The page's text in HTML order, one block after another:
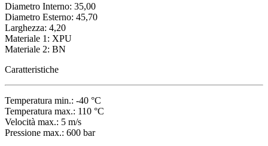
Diametro Interno: 35,00
Diametro Esterno: 45,70
Larghezza: 4,20
Materiale 1: XPU
Materiale 2: BN
Caratteristiche
Temperatura min.: -40 °C
Temperatura max.: 110 °C
Velocità max.: 5 m/s
Pressione max.: 600 bar